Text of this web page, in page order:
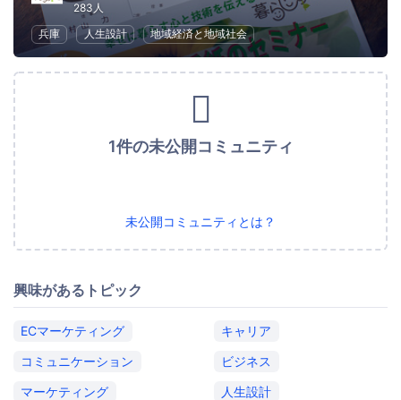
283人
兵庫
人生設計 地域経済と地域社会
1件の未公開コミュニティ
未公開コミュニティとは？
興味があるトピック
ECマーケティング
キャリア
コミュニケーション
ビジネス
マーケティング
人生設計